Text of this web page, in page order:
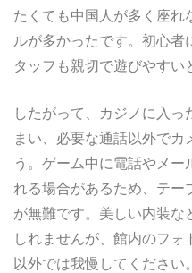
たくても中国人が多く座
ルが多かったです。初心者
タッフも親切で遊びやすい
したがって、カジノに入
まい、必要な通話以外でカ
う。ゲーム中に電話やメー
れる場合があるため、テー
が無難です。美しい内装な
しれませんが、館内のフォ
以外では我慢してくださ